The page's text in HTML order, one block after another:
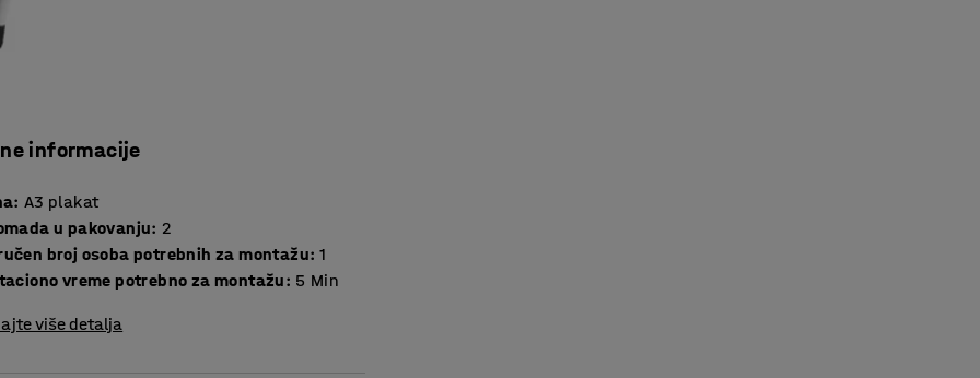
informacije
: A3 plakat
u pakovanju: 2
broj osoba potrebnih za montažu: 1
vreme potrebno za montažu: 5 Min
više detalja